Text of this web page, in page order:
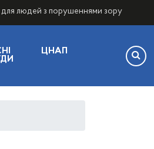
для людей з порушеннями зору
ЦНАП